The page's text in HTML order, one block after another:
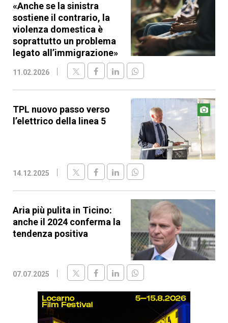
«Anche se la sinistra
sostiene il contrario, la
violenza domestica è
soprattutto un problema
legato all’immigrazione»
11.02.2026
TPL nuovo passo verso
l’elettrico della linea 5
14.12.2025
Aria più pulita in Ticino:
anche il 2024 conferma la
tendenza positiva
07.07.2025